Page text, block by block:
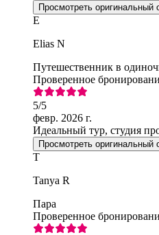
Просмотреть оригинальный
E
Elias N
Путешественник в
Проверенное
5/5
февр. 2026 г.
Идеальный тур, студия
Просмотреть оригинальный
T
Tanya R
Пара
Проверенное